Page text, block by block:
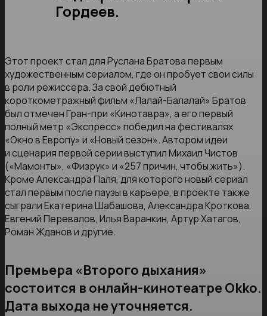
Гордеев.
Этот проект стал для Руслана Братова первым
художественным сериалом, где он пробует свои силы
в роли режиссера. За свой дебютный
короткометражный фильм «Лалай-Балалай» Братов
был отмечен Гран-при «Кинотавра», а его первый
полный метр «Экспресс» победил на фестивалях
«Окно в Европу» и «Новый сезон». Автором идеи
и сценария первой серии выступил Михаил Чистов
(«Мамонты», «Физрук» и «257 причин, чтобы жить»).
Кроме Александра Паля, для которого новый сериал
стал первым после паузы в карьере, в проекте также
сыграли Екатерина Шабашова, Александра Кроткова,
Евгений Перевалов, Илья Варанкин, Артур Хатагов,
Роман Жданов и другие.
Премьера «Второго дыхания»
состоится в онлайн-кинотеатре Okko.
Дата выхода не уточняется.